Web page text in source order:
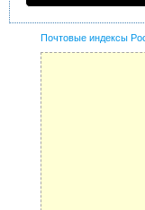
Почтовые индексы